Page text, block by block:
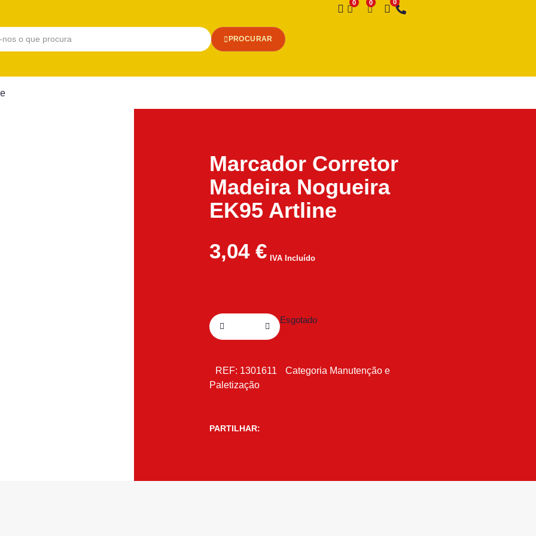
PROCURAR
Desejo
Marcador Corretor
Madeira Nogueira
EK95 Artline
3,04 € IVA Incluído
Esgotado
REF: 1301611 Categoria Manutenção e
Paletização
PARTILHAR: